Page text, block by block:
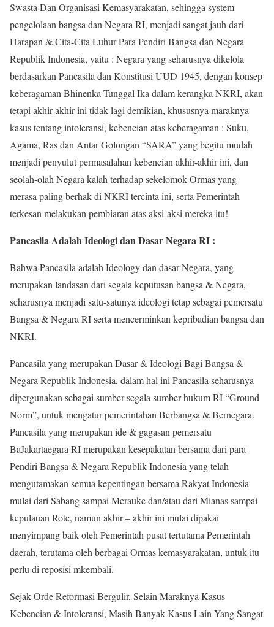
Swasta Dan Organisasi Kemasyarakatan, sehingga system
pengelolaan bangsa dan Negara RI, menjadi sangat jauh dari
Harapan & Cita-Cita Luhur Para Pendiri Bangsa dan Negara
Republik Indonesia, yaitu : Negara yang seharusnya dikelola
berdasarkan Pancasila dan Konstitusi UUD 1945, dengan konsep
keberagaman Bhinenka Tunggal Ika dalam kerangka NKRI, akan
tetapi akhir-akhir ini tidak lagi demikian, khususnya maraknya
kasus tentang intoleransi, kebencian atas keberagaman : Suku,
Agama, Ras dan Antar Golongan “SARA” yang begitu mudah
menjadi penyulut permasalahan kebencian akhir-akhir ini, dan
seolah-olah Negara kalah terhadap sekelomok Ormas yang
merasa paling berhak di NKRI tercinta ini, serta Pemerintah
terkesan melakukan pembiaran atas aksi-aksi mereka itu!
Pancasila Adalah Ideologi dan Dasar Negara RI :
Bahwa Pancasila adalah Ideology dan dasar Negara, yang
merupakan landasan dari segala keputusan bangsa & Negara,
seharusnya menjadi satu-satunya ideologi tetap sebagai pemersatu
Bangsa & Negara RI serta mencerminkan kepribadian bangsa dan
NKRI.
Pancasila yang merupakan Dasar & Ideologi Bagi Bangsa &
Negara Republik Indonesia, dalam hal ini Pancasila seharusnya
dipergunakan sebagai sumber-segala sumber hukum RI “Ground
Norm”, untuk mengatur pemerintahan Berbangsa & Bernegara.
Pancasila yang merupakan ide & gagasan pemersatu
BaJakartaegara RI merupakan kesepakatan bersama dari para
Pendiri Bangsa & Negara Republik Indonesia yang telah
mengutamakan semua kepentingan bersama Rakyat Indonesia
mulai dari Sabang sampai Merauke dan/atau dari Mianas sampai
kepulauan Rote, namun akhir – akhir ini mulai dipakai
menyimpang baik oleh Pemerintah pusat tertutama Pemerintah
daerah, terutama oleh berbagai Ormas kemasyarakatan, untuk itu
perlu di reposisi mkembali.
Sejak Orde Reformasi Bergulir, Selain Maraknya Kasus
Kebencian & Intoleransi, Masih Banyak Kasus Lain Yang Sangat